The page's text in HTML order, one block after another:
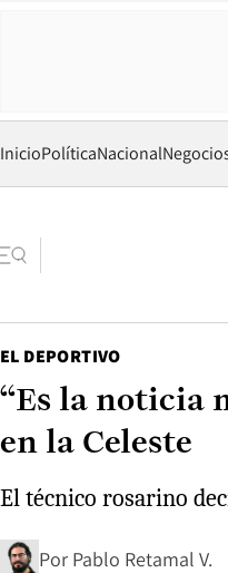
InicioPolíticaNacional
EL DEPORTIVO
“Es la noticia
en la Celeste
El técnico rosarino
Por Pablo Retamal V.